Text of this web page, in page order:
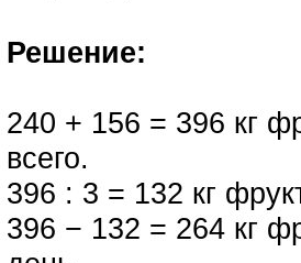
Решение:
240 + 156 = 396 кг
всего.
396 : 3 = 132 кг
396 − 132 = 264 кг